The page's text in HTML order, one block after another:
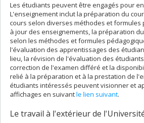
Les étudiants peuvent être engagés pour
L'enseignement inclut la préparation du
cours selon diverses méthodes et formules
à jour des enseignements, la préparation
selon les méthodes et formules
l'évaluation des apprentissages des
lieu, la révision de l'évaluation des
correction de l'examen différé et la
relié à la préparation et à la prestation de
étudiants intéressés peuvent visionner et
affichages en suivantle lien suivant.
Le travail à l'extérieur de